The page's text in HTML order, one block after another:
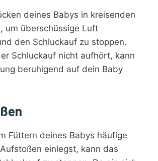
deines Babys in kreisenden
um überschüssige Luft
den Schluckauf zu stoppen.
Schluckauf nicht aufhört, kann
beruhigend auf dein Baby
Füttern deines Babys häufige
einlegst, kann das